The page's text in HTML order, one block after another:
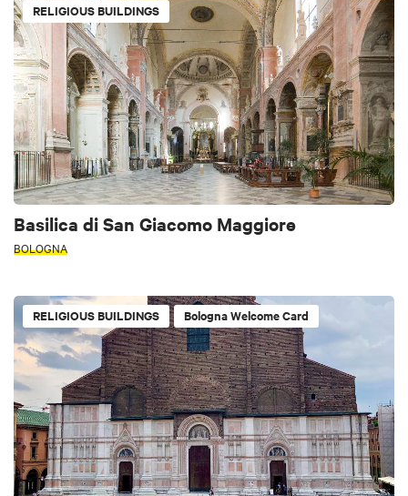
RELIGIOUS BUILDINGS
Basilica di San Giacomo Maggiore
BOLOGNA
RELIGIOUS BUILDINGS Bologna Welcome Card